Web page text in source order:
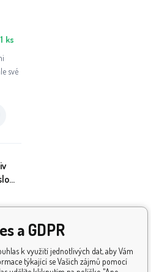
své
1 ks
5+ ks
a GDPR
k využití jednotlivých dat, aby Vám
týkající se Vašich zájmů pomocí